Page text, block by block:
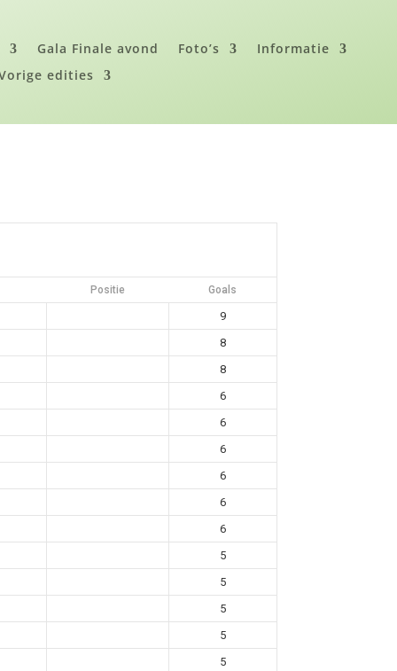
Gala Finale avond Foto’s
Informatie
edities
Positie Goals
9
8
8
6
6
6
6
6
6
5
5
5
5
5